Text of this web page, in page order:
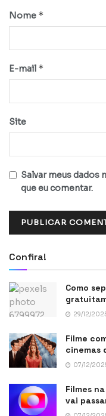
Nome *
E-mail *
Site
Salvar meus dados
que eu comentar.
Confira!
Como
29/12/
Filme
cinemas
07/12/
Filmes
vai